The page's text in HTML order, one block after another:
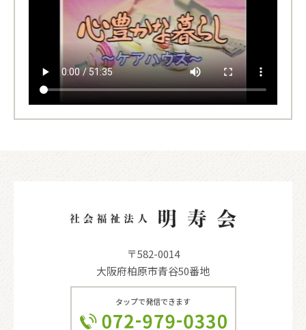
〒582-0014
大阪府柏原市青谷50番地
タップで発信できます